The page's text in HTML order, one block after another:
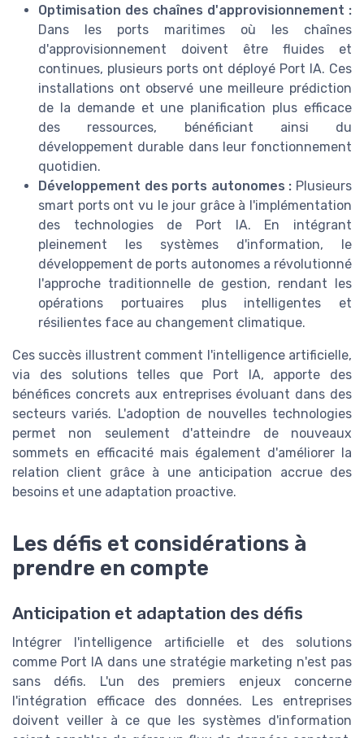
Optimisation des chaînes d'approvisionnement :
Dans les ports maritimes où les chaînes
d'approvisionnement doivent être fluides et
continues, plusieurs ports ont déployé Port IA. Ces
installations ont observé une meilleure prédiction
de la demande et une planification plus efficace
des ressources, bénéficiant ainsi du
développement durable dans leur fonctionnement
quotidien.
Développement des ports autonomes : Plusieurs
smart ports ont vu le jour grâce à l'implémentation
des technologies de Port IA. En intégrant
pleinement les systèmes d'information, le
développement de ports autonomes a révolutionné
l'approche traditionnelle de gestion, rendant les
opérations portuaires plus intelligentes et
résilientes face au changement climatique.
Ces succès illustrent comment l'intelligence artificielle,
via des solutions telles que Port IA, apporte des
bénéfices concrets aux entreprises évoluant dans des
secteurs variés. L'adoption de nouvelles technologies
permet non seulement d'atteindre de nouveaux
sommets en efficacité mais également d'améliorer la
relation client grâce à une anticipation accrue des
besoins et une adaptation proactive.
Les défis et considérations à
prendre en compte
Anticipation et adaptation des défis
Intégrer l'intelligence artificielle et des solutions
comme Port IA dans une stratégie marketing n'est pas
sans défis. L'un des premiers enjeux concerne
l'intégration efficace des données. Les entreprises
doivent veiller à ce que les systèmes d'information